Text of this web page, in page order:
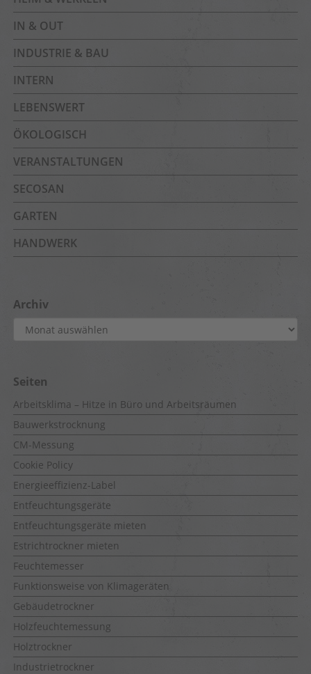
IN & OUT
INDUSTRIE & BAU
INTERN
LEBENSWERT
ÖKOLOGISCH
VERANSTALTUNGEN
SECOSAN
GARTEN
HANDWERK
Archiv
Archiv
Seiten
Arbeitsklima – Hitze in Büro und Arbeitsräumen
Bauwerkstrocknung
CM-Messung
Cookie Policy
Energieeffizienz-Label
Entfeuchtungsgeräte
Entfeuchtungsgeräte mieten
Estrichtrockner mieten
Feuchtemesser
Funktionsweise von Klimageräten
Gebäudetrockner
Holzfeuchtemessung
Holztrockner
Industrietrockner